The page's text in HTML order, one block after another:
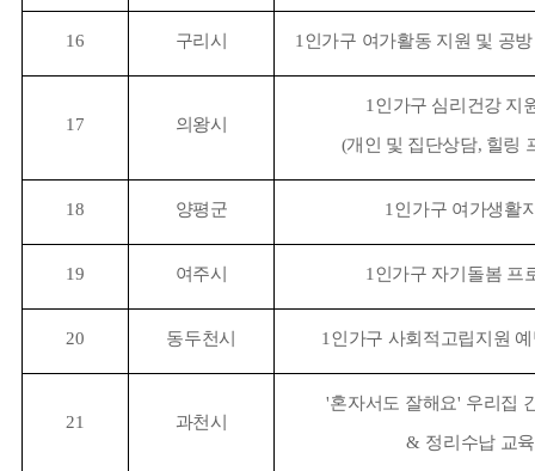
16 구리시 1 인가구 여가활동 지원 및 공
17 의왕시
1 인가구 심리건강 지
(개인 및 집단상담, 힐링
18 양평군 1 인가구 여가생활
19 여주시 1 인가구 자기돌봄 프
20 동두천시 1 인가구 사회적고립지원
21 과천시
'혼자서도 잘해요' 우리집
& 정리수납 교육